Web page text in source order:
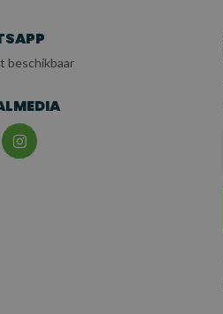
beschikbaar